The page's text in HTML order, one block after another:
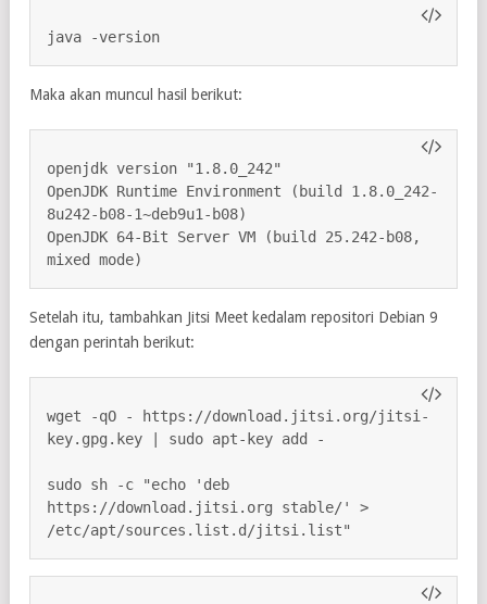
java -version
Maka akan muncul hasil berikut:
openjdk version "1.8.0_242"
OpenJDK Runtime Environment (build 1.8.0_242-
8u242-b08-1~deb9u1-b08)
OpenJDK 64-Bit Server VM (build 25.242-b08,
mixed mode)
Setelah itu, tambahkan Jitsi Meet kedalam repositori Debian 9
dengan perintah berikut:
wget -qO - https://download.jitsi.org/jitsi-
key.gpg.key | sudo apt-key add -
sudo sh -c "echo 'deb
https://download.jitsi.org stable/' >
/etc/apt/sources.list.d/jitsi.list"